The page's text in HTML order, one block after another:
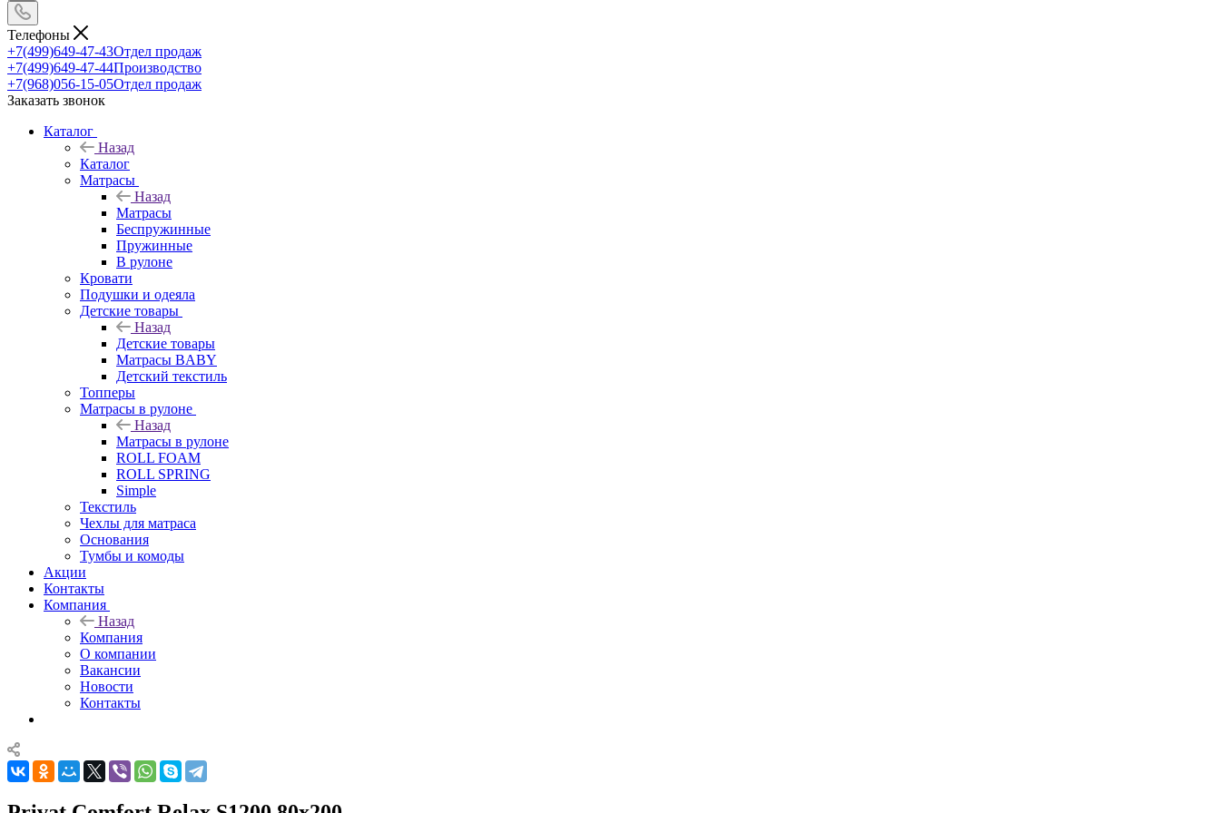
Телефоны
+7(499)649-47-43Отдел продаж
+7(499)649-47-44Производство
+7(968)056-15-05Отдел продаж
Заказать звонок
Каталог
Назад
Каталог
Матрасы
Назад
Матрасы
Беспружинные
Пружинные
В рулоне
Кровати
Подушки и одеяла
Детские товары
Назад
Детские товары
Матрасы BABY
Детский текстиль
Топперы
Матрасы в рулоне
Назад
Матрасы в рулоне
ROLL FOAM
ROLL SPRING
Simple
Текстиль
Чехлы для матраса
Основания
Тумбы и комоды
Акции
Контакты
Компания
Назад
Компания
О компании
Вакансии
Новости
Контакты